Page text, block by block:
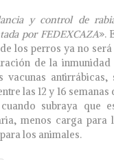
y control de
por FEDEXCAZA».
los perros ya no será
de la
vacunas antirrábicas,
las 12 y 16
subraya que
menos carga para
los animales.